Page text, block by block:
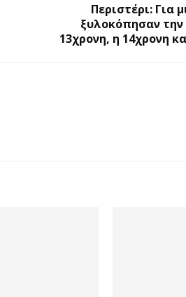
Περιστέρι: Για
ξυλοκόπησαν την
13χρονη, η 14χρονη